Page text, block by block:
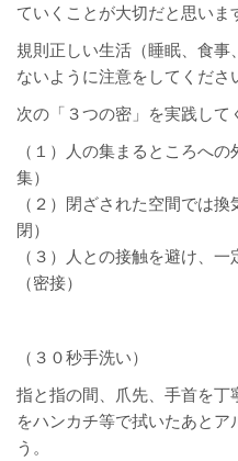
ていくことが大切だと思いま
規則正しい生活（睡眠、食
ないように注意をしてくださ
次の「３つの密」を実践して
（１）人の集まるところへ
集）
（２）閉ざされた空間では
閉）
（３）人との接触を避け、
（密接）
（３０秒手洗い）
指と指の間、爪先、手首を
をハンカチ等で拭いたあと
う。